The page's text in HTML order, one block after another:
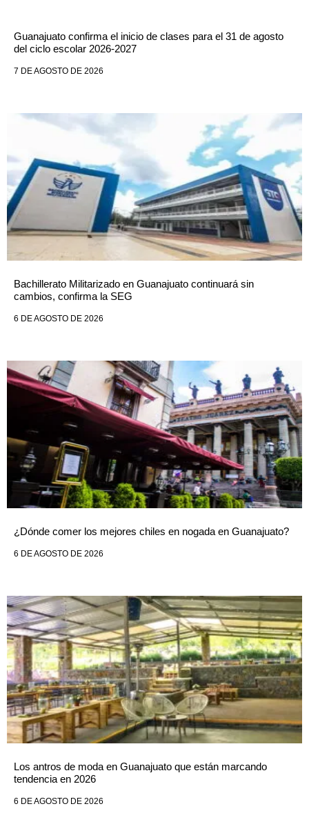
Guanajuato confirma el inicio de clases para el 31 de agosto
del ciclo escolar 2026-2027
7 DE AGOSTO DE 2026
Bachillerato Militarizado en Guanajuato continuará sin
cambios, confirma la SEG
6 DE AGOSTO DE 2026
¿Dónde comer los mejores chiles en nogada en Guanajuato?
6 DE AGOSTO DE 2026
Los antros de moda en Guanajuato que están marcando
tendencia en 2026
6 DE AGOSTO DE 2026